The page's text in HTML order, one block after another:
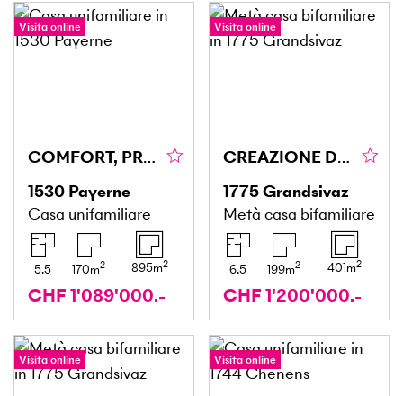
Visita online
COMFORT, PRIVACY E UN AMBIENTE DI VITA PRIVILEGIATO
1530 Payerne
Casa unifamiliare
5.5 170m2 895m2
CHF 1'089'000.-
Visita online
CREAZIONE DI DUE VILLE CONTEMPORANEE - VILLA A
1775Grandsivaz
Metà casa bifamiliare
6.5 199m2 401m2
CHF 1'200'000.-
Visita online Visita online